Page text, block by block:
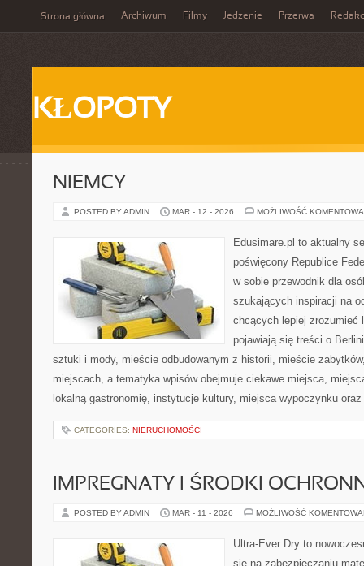
Strona główna Archiwum Filmy Jedzenie Przerwa
KŁOPOTY
NIEMCY
POSTED BY ADMIN MAR - 12 - 2026 MOŻLIWOŚĆ
Edusimare.pl to aktualny
poświęcony Republice
w sobie przewodnik dla
szukających inspiracji na
chcących lepiej zrozumieć
pojawiają się treści o
sztuki i mody, mieście odbudowanym z historii, mieście
miejscach, a tematyka wpisów obejmuje ciekawe miejsca,
lokalną gastronomię, instytucje kultury, miejsca wypoczynku
CATEGORIES: NIERUCHOMOŚCI
IMPREGNATY I ŚRODKI
POSTED BY ADMIN MAR - 11 - 2026 MOŻLIWOŚĆ
Ultra-Ever Dry to
się na zabezpieczaniu